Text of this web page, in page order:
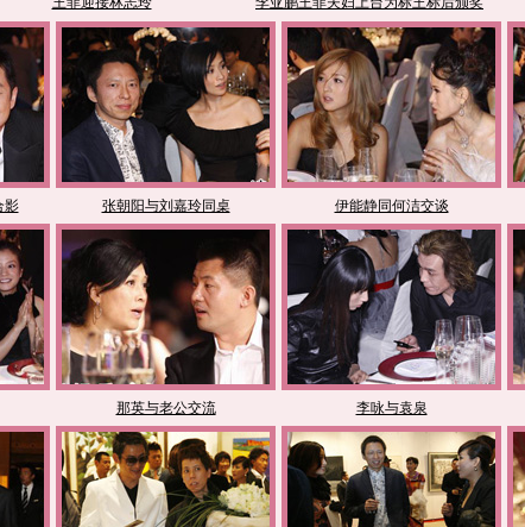
影 张朝阳与刘嘉玲同桌 伊能静同何洁交谈
那英与老公交流 李咏与袁泉